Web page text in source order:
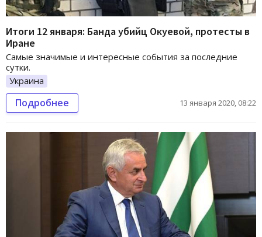
Итоги 12 января: Банда убийц Окуевой, протесты в
Иране
Самые значимые и интересные события за последние
сутки.
Украина
Подробнее 13 января 2020, 08:22